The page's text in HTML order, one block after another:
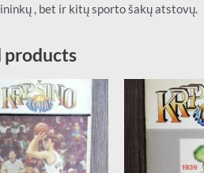
, bet ir kitų sporto šakų atstovų.
products